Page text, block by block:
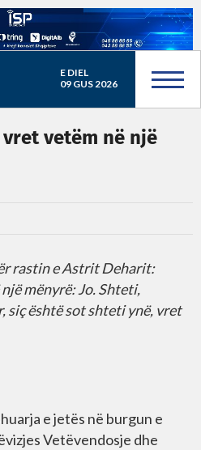
E DIEL
09 GUS 2026
vetëm në një
rastin e Astrit Deharit:
mënyrë: Jo. Shteti,
siç është sot shteti ynë, vret
e jetës në burgun e
Vetëvendosje dhe